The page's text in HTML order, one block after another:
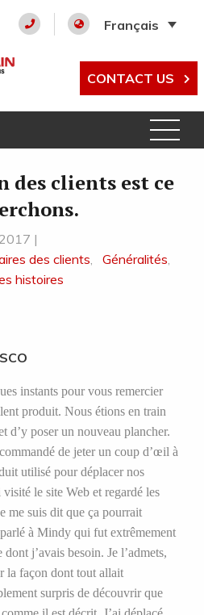
Français
CONTACT US
des clients est ce
|
des clients, Généralités,
histoires
instants pour vous remercier
produit. Nous étions en train
d’y poser un nouveau plancher.
de jeter un coup d’œil à
utilisé pour déplacer nos
le site Web et regardé les
me suis dit que ça pourrait
à Mindy qui fut extrêmement
j’avais besoin. Je l’admets,
la façon dont tout allait
surpris de découvrir que